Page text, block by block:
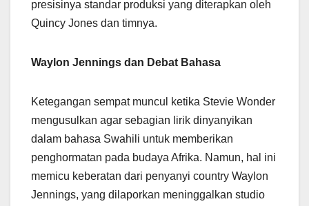
presisinya standar produksi yang diterapkan oleh
Quincy Jones dan timnya.
Waylon Jennings dan Debat Bahasa
Ketegangan sempat muncul ketika Stevie Wonder
mengusulkan agar sebagian lirik dinyanyikan
dalam bahasa Swahili untuk memberikan
penghormatan pada budaya Afrika. Namun, hal ini
memicu keberatan dari penyanyi country Waylon
Jennings, yang dilaporkan meninggalkan studio